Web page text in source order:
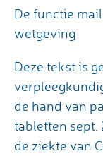
De functie
wetgeving
Deze tekst is
de hand van
tabletten sept.
de ziekte van